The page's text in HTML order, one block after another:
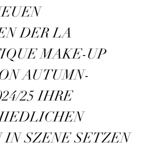
DER LA
MAKE-UP
AUTUMN-
25 IHRE
IN SZENE SETZEN